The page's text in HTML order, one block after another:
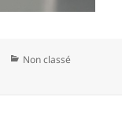
Catégories
Non classé